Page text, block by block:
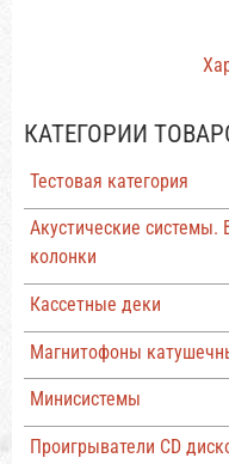
КАТЕГОРИИ
Тестовая категория
Акустические
колонки
Кассетные деки
Магнитофоны
Минисистемы
Проигрыватели CD